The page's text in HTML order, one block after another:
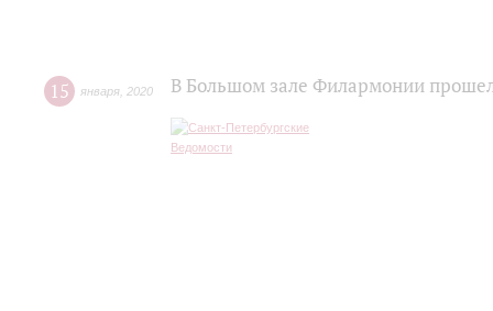
15 января 2020 В Большом зале Филармонии